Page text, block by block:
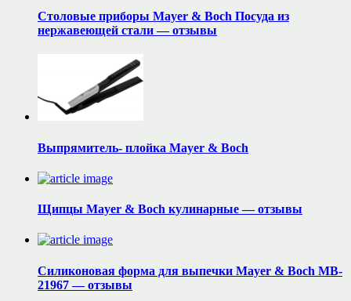
Столовые приборы Mayer & Boch Посуда из
нержавеющей стали — отзывы
Выпрямитель- плойка Mayer & Boch
Щипцы Mayer & Boch кулинарные — отзывы
Силиконовая форма для выпечки Mayer & Boch MB-
21967 — отзывы